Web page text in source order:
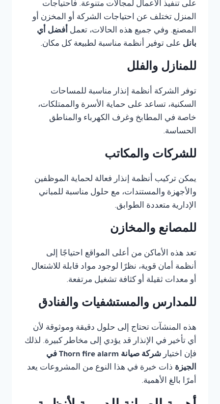
على تنفيذ الأعمال لمجالات متنوعة. فاحتياجات
المنزل تختلف عن احتياجات الشركة أو المخزن أو
المصنع. وفي جميع هذه الحالات، تعمل أفضل أي
بانل على توفير أنظمة مناسبة لطبيعة كل مكان.
للمنازل والفلل
توفر الشركة أنظمة إنذار مناسبة للمساحات
السكنية، تساعد على حماية الأسرة والممتلكات،
خاصة في المطابخ وغرف الكهرباء والمناطق
الحساسة.
للشركات والمكاتب
يمكن تركيب أنظمة إنذار فعالة لحماية الموظفين
والأجهزة والمستندات، مع حلول مناسبة للمباني
الإدارية متعددة الطوابق.
للمصانع والمخازن
تعد هذه الأماكن من أعلى المواقع احتياجًا إلى
أنظمة أمان قوية، نظرًا لوجود مواد قابلة للاشتعال
أو معدات ثقيلة أو كثافة تشغيل مرتفعة.
للمدارس والمستشفيات والفنادق
هذه المنشآت تحتاج إلى حلول دقيقة وموثوقة لأن
أي تأخير في الإنذار قد يؤدي إلى مخاطر كبيرة. لذلك
فإن اختيار
شركة صيانة Thorn fire alarm في
الجيزة ذات خبرة في هذا النوع من المشروعات يعد
أمرًا بالغ الأهمية.